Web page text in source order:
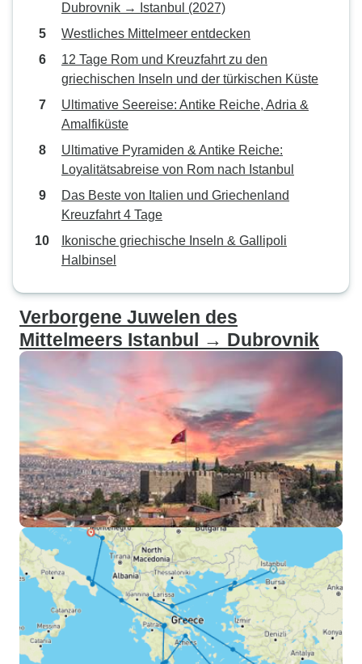
Dubrovnik → Istanbul (2027)
Westliches Mittelmeer entdecken
12 Tage Rom und Kreuzfahrt zu den
griechischen Inseln und der türkischen Küste
Ultimative Seereise: Antike Reiche, Adria &
Amalfiküste
Ultimative Pyramiden & Antike Reiche:
Loyalitätsabreise von Rom nach Istanbul
Das Beste von Italien und Griechenland
Kreuzfahrt 4 Tage
Ikonische griechische Inseln & Gallipoli
Halbinsel
Verborgene Juwelen des
Mittelmeers Istanbul → Dubrovnik